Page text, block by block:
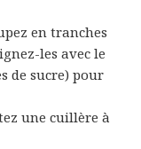
en tranches
les avec le
de sucre) pour
une cuillère à